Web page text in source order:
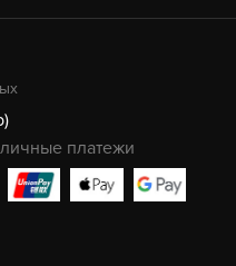
платежи